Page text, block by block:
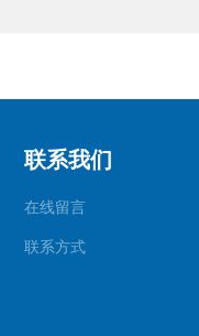
联系我们
在线留言
联系方式